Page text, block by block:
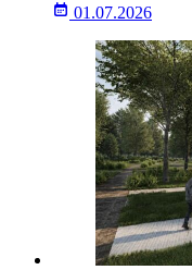
01.07.2026